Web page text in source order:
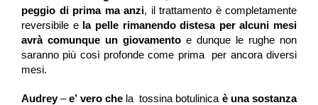
peggio di prima ma anzi, il trattamento è completamente
reversibile e la pelle rimanendo distesa per alcuni mesi
avrà comunque un giovamento e dunque le rughe non
saranno più così profonde come prima  per ancora diversi
mesi.
Audrey–e’ vero chela tossina botulinica è una sostanza